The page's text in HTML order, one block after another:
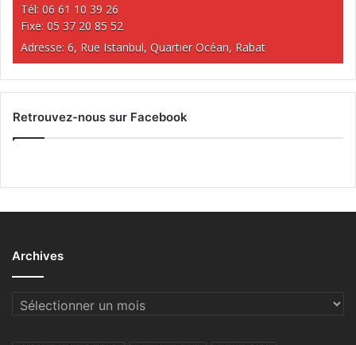
Tél: 06 61 10 39 26
Fixe: 05 37 20 85 52
Adresse: 6, Rue Istanbul, Quartier Océan, Rabat
Retrouvez-nous sur Facebook
Archives
Archives